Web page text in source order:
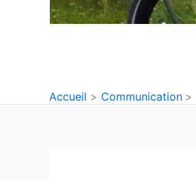
Accueil Communication